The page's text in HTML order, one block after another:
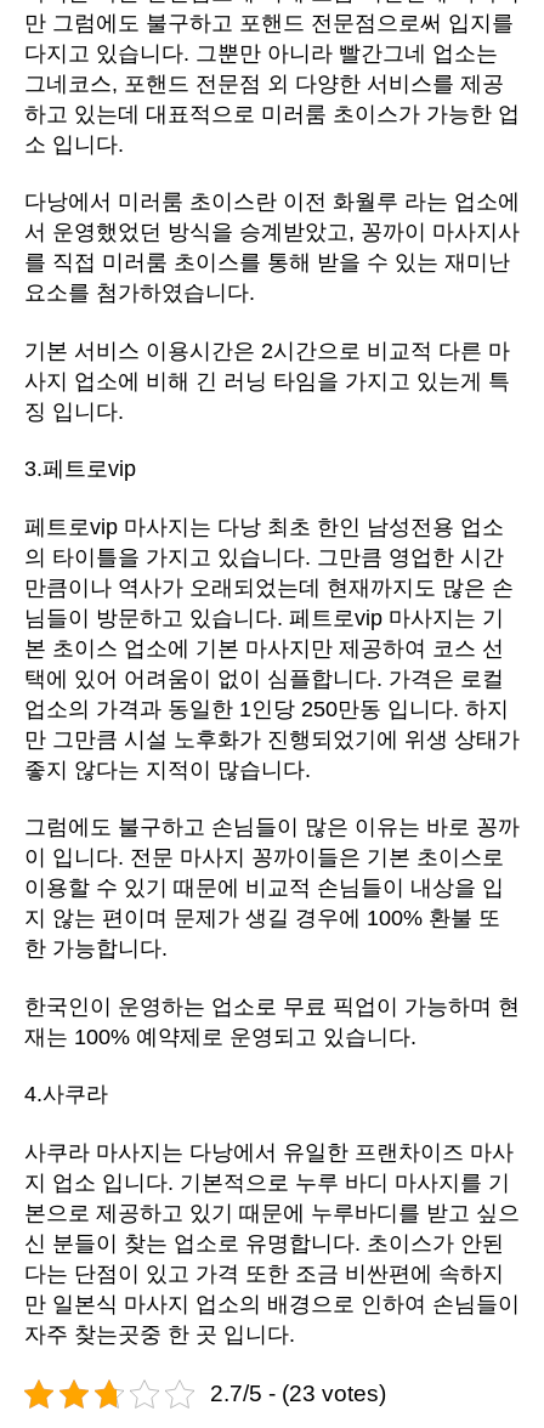
만 그럼에도 불구하고 포핸드 전문점으로써 입지를
다지고 있습니다. 그뿐만 아니라 빨간그네 업소는
그네코스, 포핸드 전문점 외 다양한 서비스를 제공
하고 있는데 대표적으로 미러룸 초이스가 가능한 업
소 입니다.
다낭에서 미러룸 초이스란 이전 화월루 라는 업소에
서 운영했었던 방식을 승계받았고, 꽁까이 마사지사
를 직접 미러룸 초이스를 통해 받을 수 있는 재미난
요소를 첨가하였습니다.
기본 서비스 이용시간은 2시간으로 비교적 다른 마
사지 업소에 비해 긴 러닝 타임을 가지고 있는게 특
징 입니다.
3.페트로vip
페트로vip 마사지는 다낭 최초 한인 남성전용 업소
의 타이틀을 가지고 있습니다. 그만큼 영업한 시간
만큼이나 역사가 오래되었는데 현재까지도 많은 손
님들이 방문하고 있습니다. 페트로vip 마사지는 기
본 초이스 업소에 기본 마사지만 제공하여 코스 선
택에 있어 어려움이 없이 심플합니다. 가격은 로컬
업소의 가격과 동일한 1인당 250만동 입니다. 하지
만 그만큼 시설 노후화가 진행되었기에 위생 상태가
좋지 않다는 지적이 많습니다.
그럼에도 불구하고 손님들이 많은 이유는 바로 꽁까
이 입니다. 전문 마사지 꽁까이들은 기본 초이스로
이용할 수 있기 때문에 비교적 손님들이 내상을 입
지 않는 편이며 문제가 생길 경우에 100% 환불 또
한 가능합니다.
한국인이 운영하는 업소로 무료 픽업이 가능하며 현
재는 100% 예약제로 운영되고 있습니다.
4.사쿠라
사쿠라 마사지는 다낭에서 유일한 프랜차이즈 마사
지 업소 입니다. 기본적으로 누루 바디 마사지를 기
본으로 제공하고 있기 때문에 누루바디를 받고 싶으
신 분들이 찾는 업소로 유명합니다. 초이스가 안된
다는 단점이 있고 가격 또한 조금 비싼편에 속하지
만 일본식 마사지 업소의 배경으로 인하여 손님들이
자주 찾는곳중 한 곳 입니다.
2.7/5 - (23 votes)